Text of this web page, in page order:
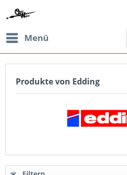
Menü
Produkte von Edding